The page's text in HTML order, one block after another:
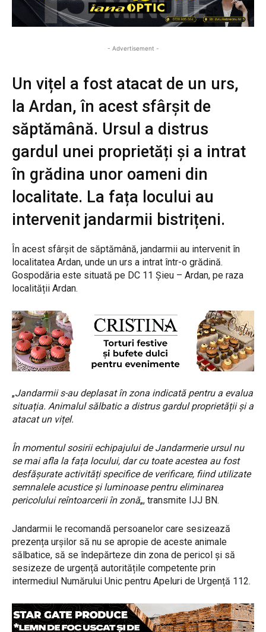
- Advertisement -
Un vițel a fost atacat de un urs,
la Ardan, în acest sfârșit de
săptămână. Ursul a distrus
gardul unei proprietăți și a intrat
în grădina unor oameni din
localitate. La fața locului au
intervenit jandarmii bistrițeni.
În acest sfârșit de săptămână, jandarmii au intervenit în
localitatea Ardan, unde un urs a intrat într-o grădină.
Gospodăria este situată pe DC 11 Șieu – Ardan, pe raza
localității Ardan.
„Jandarmii s-au deplasat în zona indicată pentru a evalua
situația. Animalul sălbatic a distrus gardul proprietății și a
atacat un vițel.
În momentul sosirii echipajului de Jandarmerie ursul nu
se mai afla la fața locului, dar cu toate acestea au fost
desfășurate activități specifice de verificare, fiind utilizate
semnalele acustice și luminoase pentru eliminarea
pericolului reîntoarcerii în zonă„, transmite IJJ BN.
Jandarmii le recomandă persoanelor care sesizează
prezența urșilor să nu se apropie de aceste animale
sălbatice, să se îndepărteze din zona de pericol și să
sesizeze de urgență autoritățile competente prin
intermediul Numărului Unic pentru Apeluri de Urgență 112.